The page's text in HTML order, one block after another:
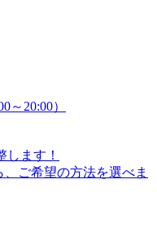
～20:00）
ます！
ご希望の方法を選べま